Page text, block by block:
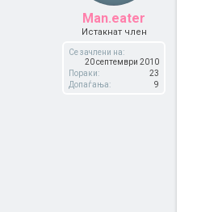
Man.eater
Истакнат член
Се зачлени на:
20 септември 2010
Пораки:
23
Допаѓања:
9